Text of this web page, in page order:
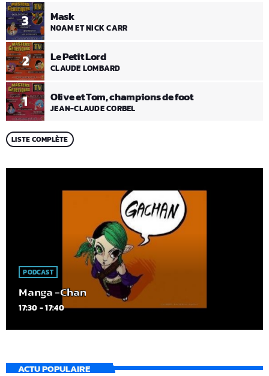
1 Olive et Tom, champions de foot
JEAN-CLAUDE CORBEL
2 Le Petit Lord
CLAUDE LOMBARD
3 Mask
NOAM ET NICK CARR
LISTE COMPLÈTE
PODCAST
Manga -Chan
17:30 - 17:40
ACTU POPULAIRE